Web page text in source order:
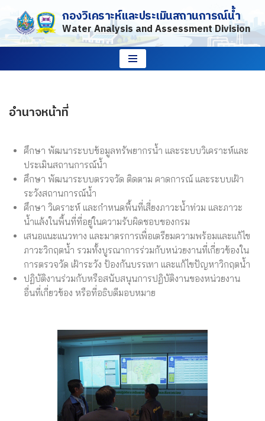
Skip
to
กองวิเคราะห์และประเมินสถานการณ์น้ำ
Water Analysis and Assessment Division
อำนาจหน้าที่
ศึกษา พัฒนาระบบข้อมูลทรัพยากรน้ำ และระบบวิเคราะห์และ
ประเมินสถานการณ์น้ำ
ศึกษา พัฒนาระบบตรวจวัด ติดตาม คาดการณ์ และระบบเฝ้า
ระวังสถานการณ์น้ำ
ศึกษา วิเคราะห์ และกำหนดพื้นที่เสี่ยงภาวะน้ำท่วม และภาวะ
น้ำแล้งในพื้นที่ที่อยู่ในความรับผิดชอบของกรม
เสนอแนะแนวทาง และมาตรการเพื่อเตรียมความพร้อมและแก้ไข
ภาวะวิกฤตน้ำ รวมทั้งบูรณาการร่วมกับหน่วยงานที่เกี่ยวข้องใน
การตรวจวัด เฝ้าระวัง ป้องกันบรรเทา และแก้ไขปัญหาวิกฤตน้ำ
ปฏิบัติงานร่วมกับหรือสนับสนุนการปฏิบัติงานของหน่วยงาน
อื่นที่เกี่ยวข้อง หรือที่อธิบดีมอบหมาย